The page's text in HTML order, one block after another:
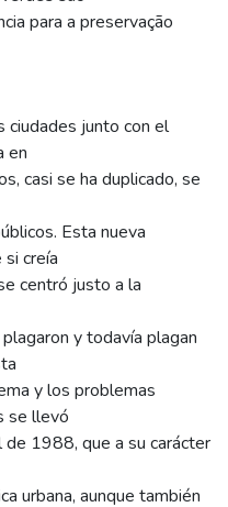
para a preservação
ciudades junto con el
en
casi se ha duplicado, se
Esta nueva
creía
centró justo a la
y todavía plagan
y los problemas
se llevó
de 1988, que a su carácter
urbana, aunque también